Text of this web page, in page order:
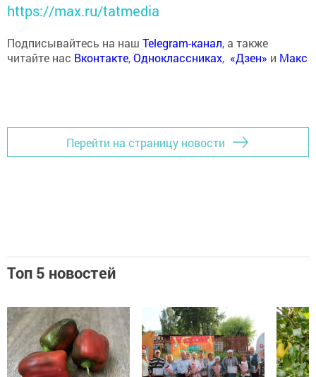
https://max.ru/tatmedia
Подписывайтесь на наш Telegram-канал, а также
читайте нас Вконтакте,Одноклассниках, «Дзен» и Макс
Перейти на страницу новости
Топ 5 новостей